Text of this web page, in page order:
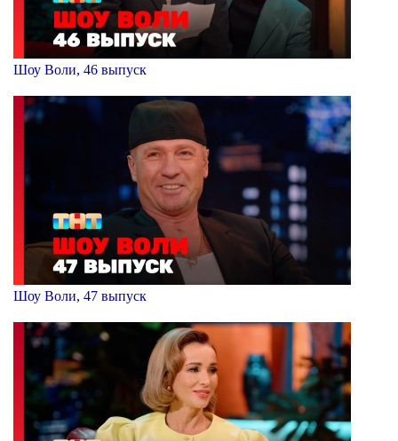
Шоу Воли, 46 выпуск
Шоу Воли, 47 выпуск